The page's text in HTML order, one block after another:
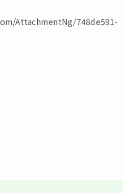
AttachmentNg/748de591-